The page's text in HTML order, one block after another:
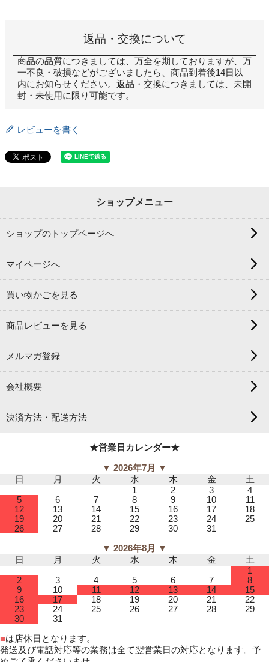
返品・交換について
商品の品質につきましては、万全を期しておりますが、万
一不良・破損などがございましたら、商品到着後14日以
内にお知らせください。返品・交換につきましては、未開
封・未使用に限り可能です。
レビューを書く
ショップメニュー
ショップのトップページへ
マイページへ
買い物かごを見る
商品レビューを見る
メルマガ登録
会社概要
決済方法・配送方法
★営業日カレンダー★
▼ 2026年7月 ▼
日
月 火 水 木 金
土
1
2 3
4
5
6 7 8 9 10
11
12
13 14 15 16 17
18
19
20 21 22 23 24
25
26
27 28 29 30 31
▼ 2026年8月 ▼
日
月 火 水 木 金
土
1
2
3 4 5 6 7
8
9
10 11 12 13 14
15
16
17 18 19 20 21
22
23
24 25 26 27 28
29
30
31
■は店休日となります。
発送及び電話対応等の業務は全て翌営業日の対応となります。予